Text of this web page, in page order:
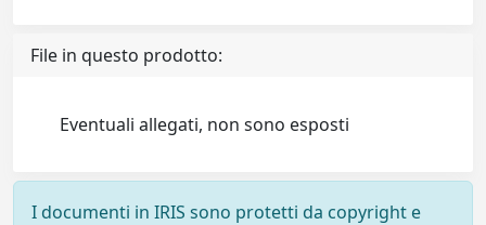
File in questo prodotto:
Eventuali allegati, non sono esposti
I documenti in IRIS sono protetti da copyright e